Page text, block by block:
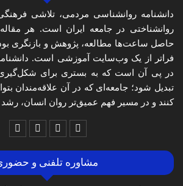
دانشنامه روانشناسی مردمی، تلاشی
روانشناختی در جامعه ایران است. هر
حاصل ساعت‌ها مطالعه، پژوهش و بازنگری
فراتر از یک وب‌سایت آموزشی است.
در پی آن است که به بستری برای شکل‌گیری
تبدیل شود؛ جامعه‌ای که در آن علاقه‌مندان
کنند و در مسیر فهم عمیق‌تر روان انسان، رشد
مشاوره تلفنی و